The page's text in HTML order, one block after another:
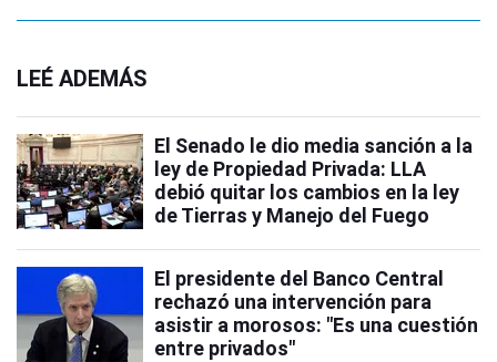
LEÉ ADEMÁS
El Senado le dio media sanción a la
ley de Propiedad Privada: LLA
debió quitar los cambios en la ley
de Tierras y Manejo del Fuego
El presidente del Banco Central
rechazó una intervención para
asistir a morosos: "Es una cuestión
entre privados"